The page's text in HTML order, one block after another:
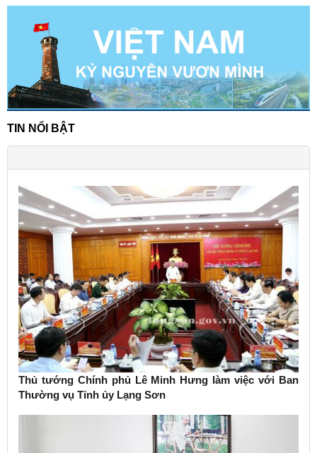
TIN NỔI BẬT
Thủ tướng Chính phủ Lê Minh Hưng làm việc với Ban
Thường vụ Tỉnh ủy Lạng Sơn